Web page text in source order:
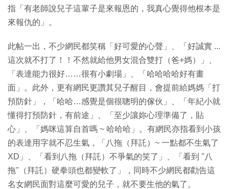
指「有老師說兒子這輩子是來報恩的，我真心覺得他根本是
來報仇的」。
此帖一出，不少網民都笑稱「好可愛的心聲」、「好誠實 ...
這次就不打了！！不然就給他男女混合雙打（爸+媽）」、
「表達能力很好……很有小劇場」、「哈哈哈哈好有畫
面」。此外，更有網民更讚其兒子醒目，會提前給媽媽「打
預防針」，「哈哈…感覺是個很聰明的傢伙」、「年紀小就
懂得打預防針，有前途」、「至少讓妳心理準備了，貼
心」、「媽咪這算自首嗎 ~ 哈哈哈」。有網民亦指看到小孩
的表達用字就不忍生氣，「八拖（拜託）~ 一點都不生氣了
XD」、「看到八拖（拜託）不爭氣的笑了」、「看到 ''八
拖''（拜託）硬拳頭也都變軟了」，同時不少網民都勸告這
名女網民面對這麼可愛的兒子，就不要生他的氣了。